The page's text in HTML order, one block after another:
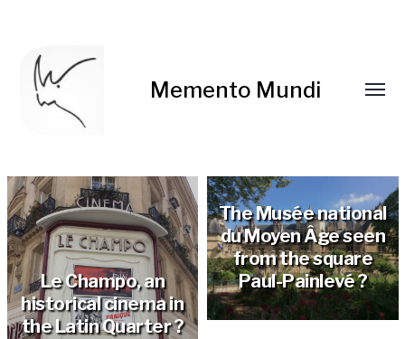
Memento Mundi
Le Champo, an
historical cinema in
the Latin Quarter ?
The Musée national
du Moyen Âge seen
from the square
Paul-Painlevé ?